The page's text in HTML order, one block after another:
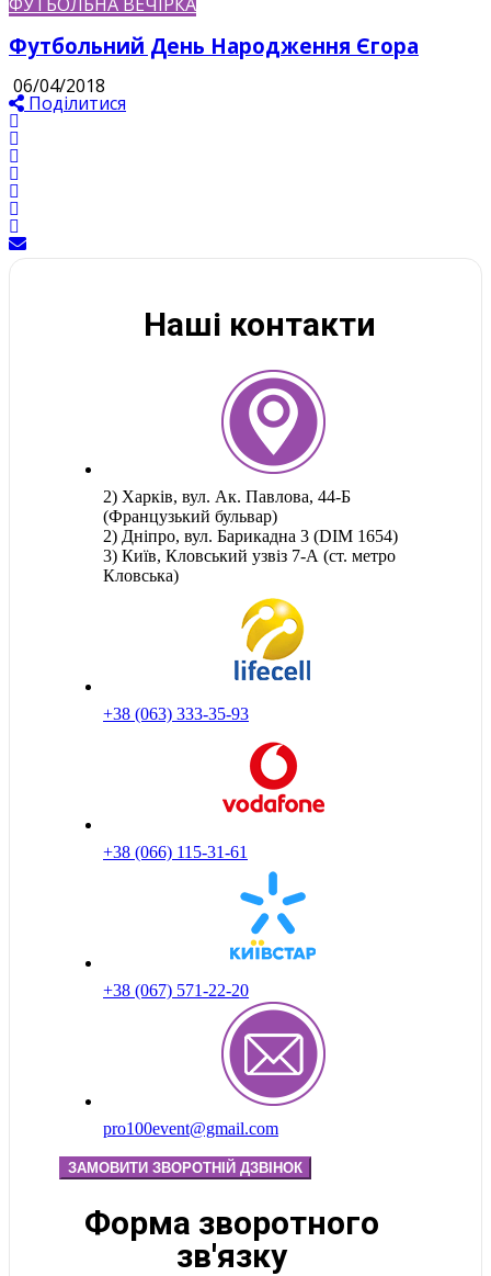
ФУТБОЛЬНА ВЕЧІРКА
Футбольний День Народження Єгора
06/04/2018
Поділитися
Наші контакти
2) Харків, вул. Ак. Павлова, 44-Б
(Французький бульвар)
2) Дніпро, вул. Барикадна 3 (DIM 1654)
3) Київ, Кловський узвіз 7-А (ст. метро
Кловська)
+38 (063) 333-35-93
+38 (066) 115-31-61
+38 (067) 571-22-20
pro100event@gmail.com
ЗАМОВИТИ ЗВОРОТНІЙ ДЗВІНОК
Форма зворотного
зв'язку